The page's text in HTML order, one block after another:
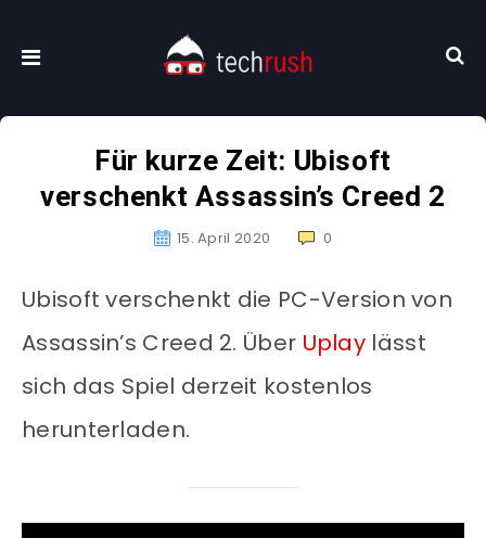
Für kurze Zeit: Ubisoft
verschenkt Assassin’s Creed 2
15. April 2020 0
Ubisoft verschenkt die PC-Version von
Assassin’s Creed 2. Über Uplay lässt
sich das Spiel derzeit kostenlos
herunterladen.